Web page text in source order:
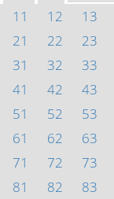
11
12 13
21
22 23
31
32 33
41
42 43
51
52 53
61
62 63
71
72 73
81
82 83